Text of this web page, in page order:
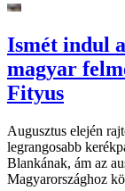
Ismét indul
magyar
Fityus
Augusztus elején
legrangosabb
Blankának, ám az
Magyarországhoz